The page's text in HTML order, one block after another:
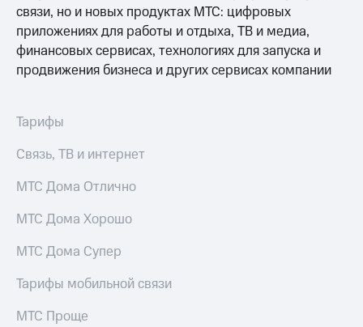
МТС
о технологиях
Достижения
отчетность
Контакты
Новости
в
регионе
и акционерам
Корпоративное
связи, но и новых продуктах МТС: цифровых
приложениях для работы и отдыха, ТВ и медиа,
финансовых сервисах, технологиях для запуска и
продвижения бизнеса и других сервисах компании
Тарифы
Связь, ТВ и интернет
МТС Дома Отлично
МТС Дома Хорошо
МТС Дома Супер
Тарифы мобильной связи
МТС Проще